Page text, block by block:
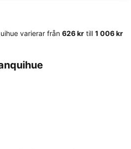
varierar från ‎626 kr till ‎1 006 kr